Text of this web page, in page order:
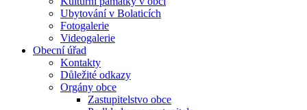
Ubytování v Bolaticích
Fotogalerie
Videogalerie
Obecní úřad
Kontakty
Důležité odkazy
Orgány obce
Zastupitelstvo obce